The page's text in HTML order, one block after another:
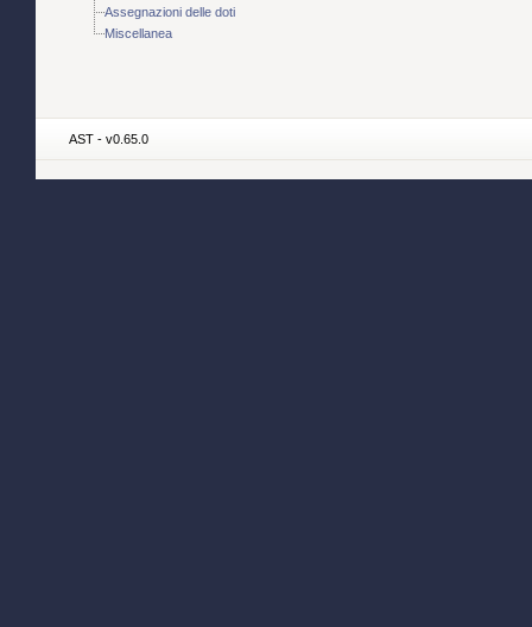
Assegnazioni delle doti
Miscellanea
AST - v0.65.0